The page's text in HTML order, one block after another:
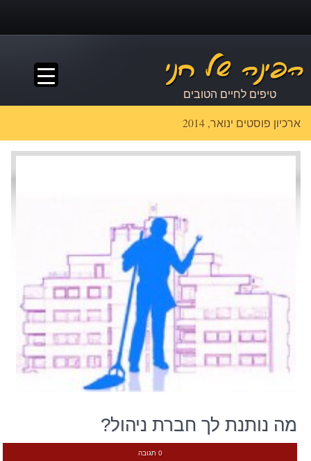
טיפים לחיים הטובים
ארכיון פוסטים ינואר, 2014
מה נותנת לך חברת ניהול?
0 תגובה